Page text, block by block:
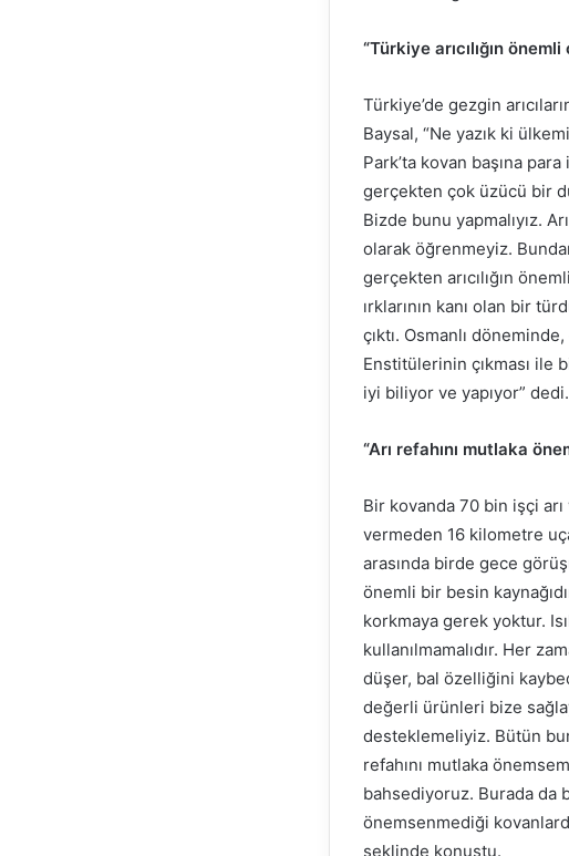
“Türkiye arıcılığın
Türkiye’de gezgin
Baysal, “Ne yazık ki
Park’ta kovan başına
gerçekten çok üzücü bir
Bizde bunu yapmalıyız.
olarak öğrenmeyiz.
gerçekten arıcılığın
ırklarının kanı olan bir
çıktı. Osmanlı
Enstitülerinin çıkması ile
iyi biliyor ve yapıyor” dedi.
“Arı refahını mutlaka
Bir kovanda 70 bin işçi
vermeden 16 kilometre
arasında birde gece
önemli bir besin
korkmaya gerek yoktur.
kullanılmamalıdır. Her
düşer, bal özelliğini
değerli ürünleri bize
desteklemeliyiz. Bütün
refahını mutlaka
bahsediyoruz. Burada da
önemsenmediği
şeklinde konuştu.